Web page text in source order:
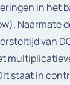
in het
Naarmate
van
staat in